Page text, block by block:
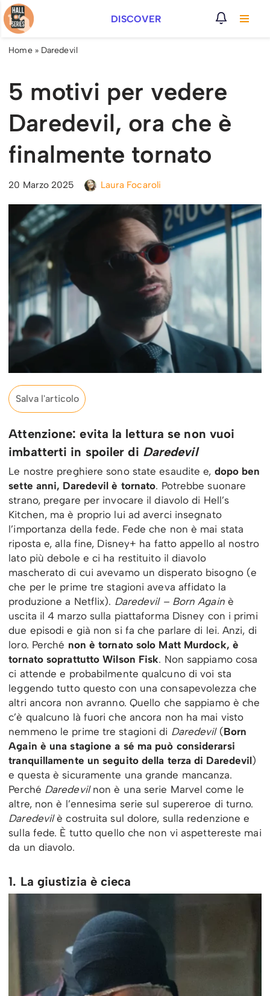
Vai
al
DISCOVER
Home» Daredevil
5 motivi per vedere
Daredevil, ora che è
finalmente tornato
20 Marzo 2025 Laura Focaroli
Salva l'articolo
Attenzione: evita la lettura se non vuoi
imbatterti in spoiler di Daredevil
Le nostre preghiere sono state esaudite e, dopo ben
sette anni, Daredevil è tornato. Potrebbe suonare
strano, pregare per invocare il diavolo di Hell’s
Kitchen, ma è proprio lui ad averci insegnato
l’importanza della fede. Fede che non è mai stata
riposta e, alla fine, Disney+ ha fatto appello al nostro
lato più debole e ci ha restituito il diavolo
mascherato di cui avevamo un disperato bisogno (e
che per le prime tre stagioni aveva affidato la
produzione a Netflix). Daredevil – Born Againè
uscita il 4 marzo sulla piattaforma Disney con i primi
due episodi e già non si fa che parlare di lei. Anzi, di
loro. Perché non è tornato solo Matt Murdock, è
tornato soprattutto Wilson Fisk. Non sappiamo cosa
ci attende e probabilmente qualcuno di voi sta
leggendo tutto questo con una consapevolezza che
altri ancora non avranno. Quello che sappiamo è che
c’è qualcuno là fuori che ancora non ha mai visto
nemmeno le prime tre stagioni di Daredevil (Born
Again è una stagione a sé ma può considerarsi
tranquillamente un seguito della terza di Daredevil)
e questa è sicuramente una grande mancanza.
Perché Daredevil non è una serie Marvel come le
altre, non è l’ennesima serie sul supereroe di turno.
Daredevilè costruita sul dolore, sulla redenzione e
sulla fede. È tutto quello che non vi aspettereste mai
da un diavolo.
1. La giustizia è cieca